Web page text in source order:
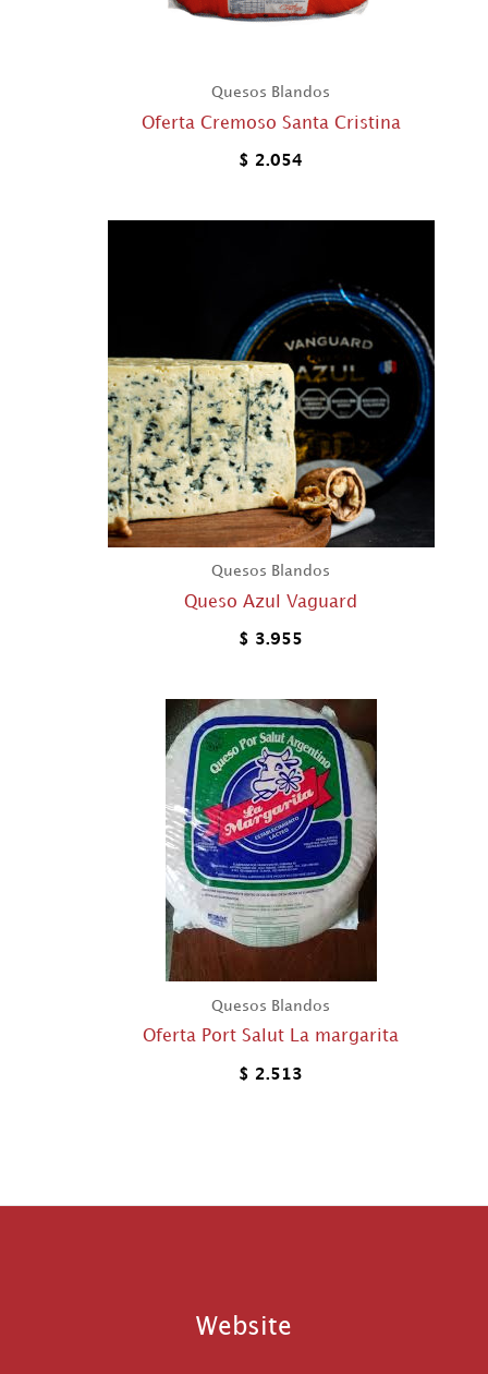
Quesos Blandos
Oferta Cremoso Santa Cristina
$ 2.054
Quesos Blandos
Queso Azul Vaguard
$ 3.955
Quesos Blandos
Oferta Port Salut La margarita
$ 2.513
Website